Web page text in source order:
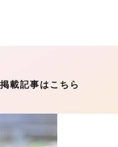
載記事はこちら